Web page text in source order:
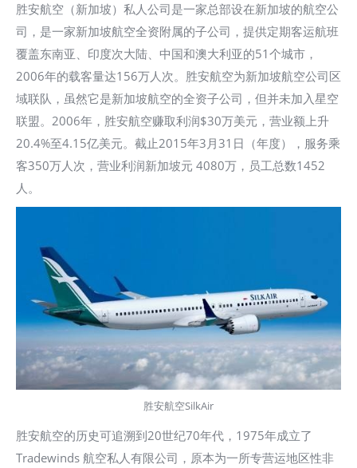
胜安航空（新加坡）私人公司是一家总部设在新加坡的航空公
司，是一家新加坡航空全资附属的子公司，提供定期客运航班
覆盖东南亚、印度次大陆、中国和澳大利亚的51个城市，
2006年的载客量达156万人次。胜安航空为新加坡航空公司区
域联队，虽然它是新加坡航空的全资子公司，但并未加入星空
联盟。2006年，胜安航空赚取利润$30万美元，营业额上升
20.4%至4.15亿美元。截止2015年3月31日（年度），服务乘
客350万人次，营业利润新加坡元 4080万，员工总数1452
人。
胜安航空SilkAir
胜安航空的历史可追溯到20世纪70年代，1975年成立了
Tradewinds 航空私人有限公司，原本为一所专营运地区性非